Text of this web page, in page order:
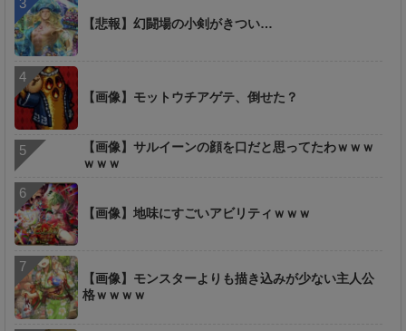
【悲報】幻闘場の小剣がきつい…
【画像】モットウチアゲテ、倒せた？
【画像】サルイーンの顔を口だと思ってたわｗｗｗ
ｗｗｗ
【画像】地味にすごいアビリティｗｗｗ
【画像】モンスターよりも描き込みが少ない主人公
格ｗｗｗｗ